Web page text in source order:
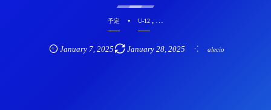
予定 U-12
January 7 2025 January 28, 2025 alecio